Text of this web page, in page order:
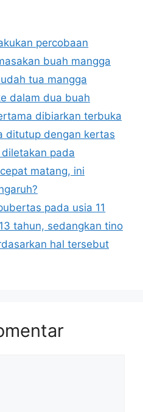
percobaan
buah mangga
tua mangga
dalam dua buah
dibiarkan terbuka
ditutup dengan kertas
pada
matang, ini
pada usia 11
tahun, sedangkan tino
hal tersebut